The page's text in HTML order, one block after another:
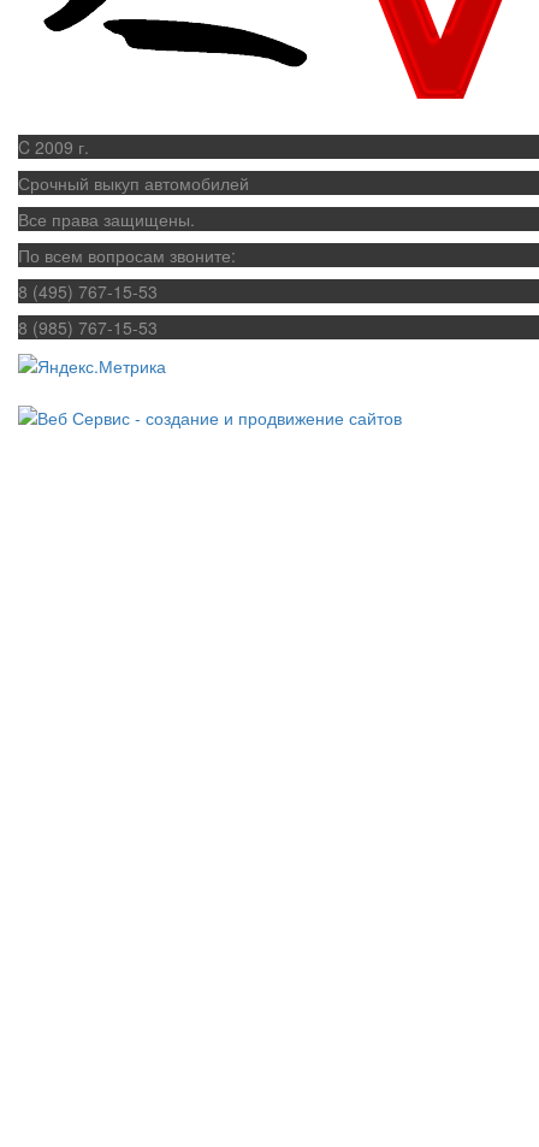
C 2009 г.
Срочный выкуп автомобилей
Все права защищены.
По всем вопросам звоните:
8 (495) 767-15-53
8 (985) 767-15-53